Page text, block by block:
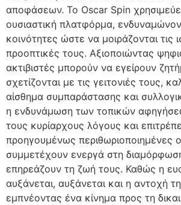
αποφάσεων. Το Oscar Spin
ουσιαστική πλατφόρμα,
κοινότητες ώστε να μοιράζονται τις
προοπτικές τους. Αξιοποιώντας
ακτιβιστές μπορούν να εγείρουν
σχετίζονται με τις γειτονιές τους,
αίσθημα συμπαράστασης και
η ενδυνάμωση των τοπικών
τους κυρίαρχους λόγους και
προηγουμένως περιθωριοποιημένες
συμμετέχουν ενεργά στη
επηρεάζουν τη ζωή τους. Καθώς η
αυξάνεται, αυξάνεται και η αντοχή
εμπνέοντας ένα κίνημα προς τη